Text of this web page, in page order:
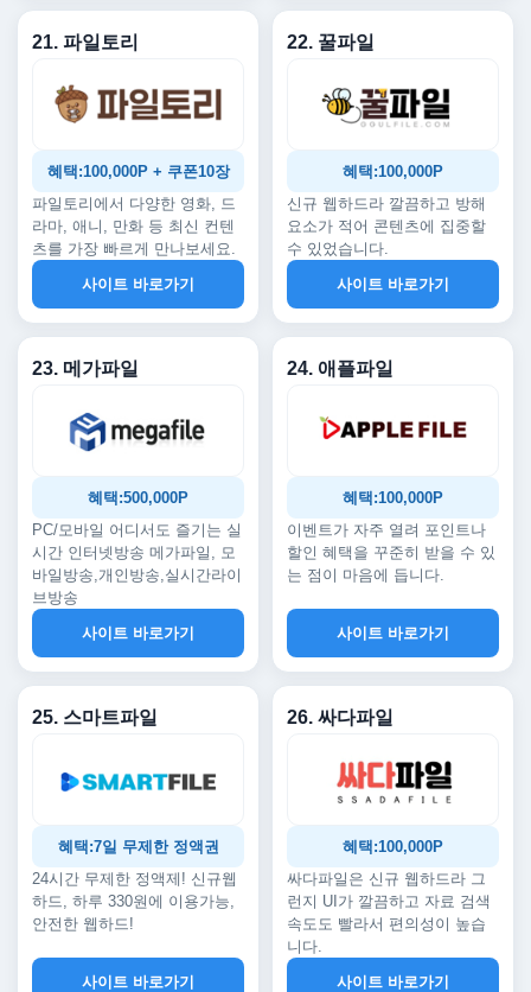
21. 파일토리
혜택:100,000P + 쿠폰10장
파일토리에서 다양한 영화, 드
라마, 애니, 만화 등 최신 컨텐
츠를 가장 빠르게 만나보세요.
사이트 바로가기
22. 꿀파일
혜택:100,000P
신규 웹하드라 깔끔하고 방해
요소가 적어 콘텐츠에 집중할
수 있었습니다.
사이트 바로가기
23. 메가파일
혜택:500,000P
PC/모바일 어디서도 즐기는 실
시간 인터넷방송 메가파일, 모
바일방송,개인방송,실시간라이
브방송
사이트 바로가기
24. 애플파일
혜택:100,000P
이벤트가 자주 열려 포인트나
할인 혜택을 꾸준히 받을 수 있
는 점이 마음에 듭니다.
사이트 바로가기
25. 스마트파일
혜택:7일 무제한 정액권
24시간 무제한 정액제! 신규웹
하드, 하루 330원에 이용가능,
안전한 웹하드!
사이트 바로가기
26. 싸다파일
혜택:100,000P
싸다파일은 신규 웹하드라 그
런지 UI가 깔끔하고 자료 검색
속도도 빨라서 편의성이 높습
니다.
사이트 바로가기